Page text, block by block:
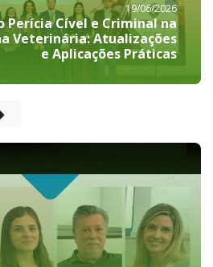
19/06/2026
Perícia Cível e Criminal na
Veterinária: Atualizações
e Aplicações Práticas